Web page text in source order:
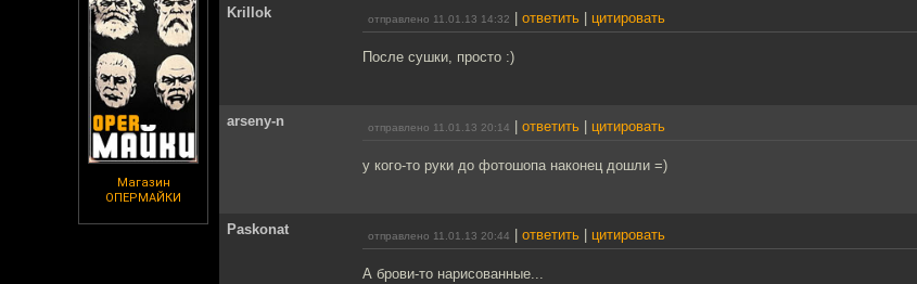
Магазин
ОПЕРМАЙКИ
Krillok отправлено 11.01.13 14:32 ответить цитировать
После сушки, просто :)
arseny-n отправлено 11.01.13 20:14 ответить цитировать
у кого-то руки до фотошопа наконец дошли =)
Paskonat отправлено 11.01.13 20:44 ответить цитировать
А брови-то нарисованные...